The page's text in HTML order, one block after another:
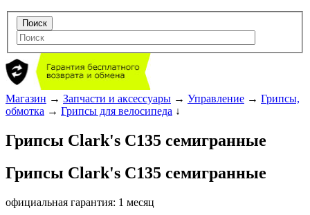
Магазин → Запчасти и аксессуары → Управление → Грипсы,
обмотка → Грипсы для велосипеда ↓
Грипсы Clark's C135 семигранные
Грипсы Clark's C135 семигранные
официальная гарантия: 1 месяц